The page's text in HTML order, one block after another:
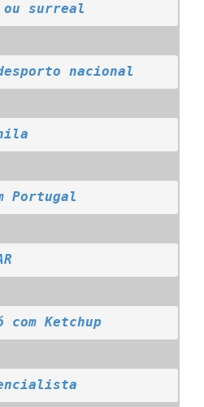
surreal
nacional
Portugal
Ketchup